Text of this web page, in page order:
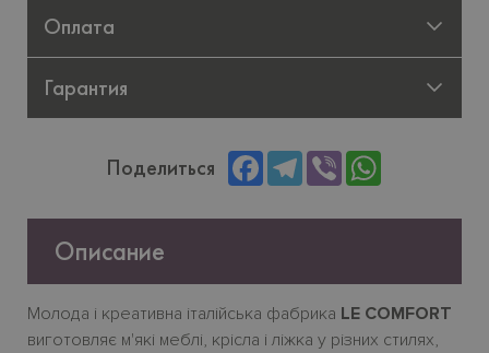
Оплата
Гарантия
Поделиться FacebookTelegram
Viber
Описание
Молода і креативна італійська фабрика LE COMFORT
виготовляє м'які меблі, крісла і ліжка у різних стилях,